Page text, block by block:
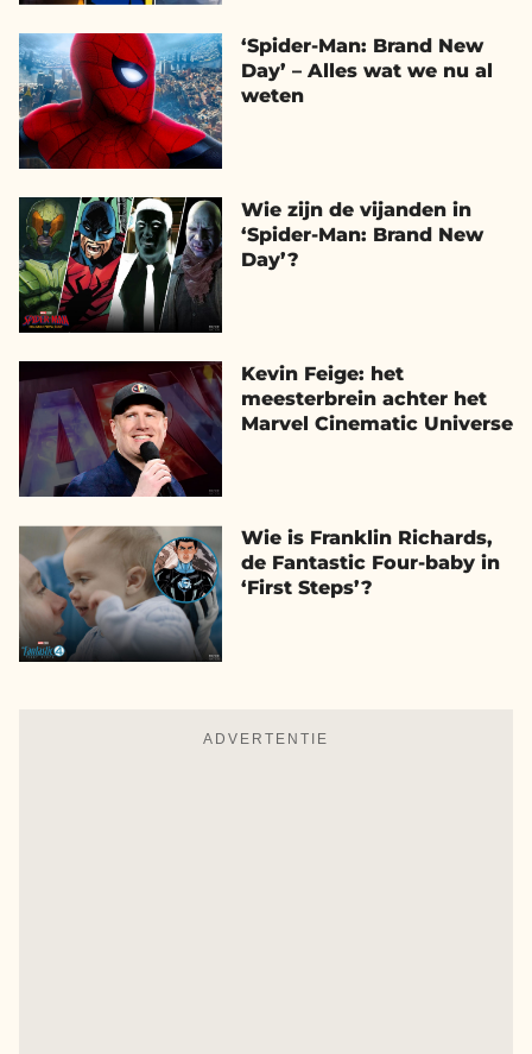
‘Spider-Man: Brand New
Day’ – Alles wat we nu al
weten
Wie zijn de vijanden in
‘Spider-Man: Brand New
Day’?
Kevin Feige: het
meesterbrein achter het
Marvel Cinematic Universe
Wie is Franklin Richards,
de Fantastic Four-baby in
‘First Steps’?
ADVERTENTIE